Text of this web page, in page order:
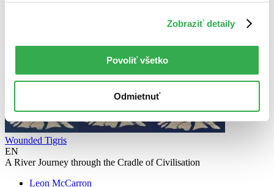
Zobraziť detaily
Povoliť všetko
Odmietnuť
Wounded Tigris
EN
A River Journey through the Cradle of Civilisation
Leon McCarron